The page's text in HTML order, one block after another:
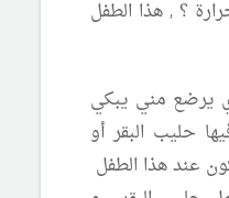
؟ , هذا الطفل
يرضع مني يبكي
حليب البقر أو
عند هذا الطفل